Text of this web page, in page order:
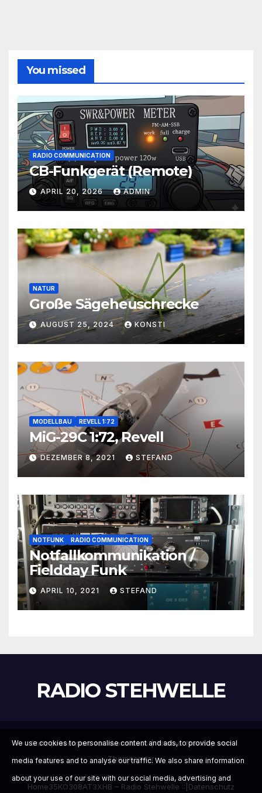
You missed
RADIO COMMUNICATION
CB-Funkgerät (Remote)
APRIL 20, 2026 ADMIN
NATUR
Große Sägeheuschrecke
AUGUST 25, 2024 KONSTI
MODELLBAU REVELL 1:72
MiG-29C 1:72, Revell
DEZEMBER 8, 2021 STEFAND
NOTFUNK RADIO COMMUNICATION
Notfallkommunikation /
Fieldday Funk
APRIL 10, 2021 STEFAND
RADIO STEHWELLE
Stolz präsentiert von WordPress|Theme:Newsupvon
Themeansar
Home35KO308AT3XHB – Radio Stehwelle ::| Datenschutz
We use cookies to personalise content and ads, to provide social
media features and to analyse our traffic. We also share information
about your use of our site with our social media, advertising and